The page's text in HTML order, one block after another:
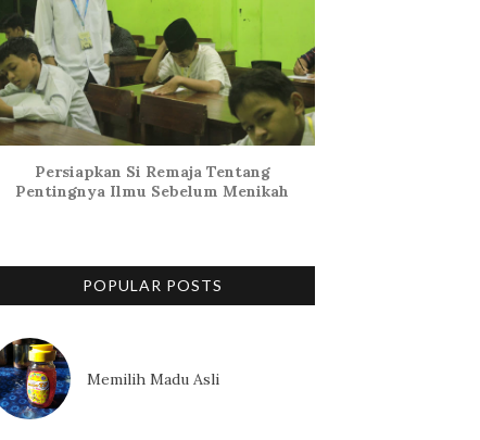
Persiapkan Si Remaja Tentang
Pentingnya Ilmu Sebelum Menikah
POPULAR POSTS
Memilih Madu Asli